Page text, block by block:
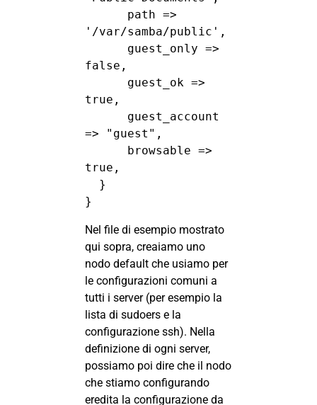
'/var/samba/public',
false,
true,
=> "guest",
true,
}
Nel file di esempio mostrato
qui sopra, creaiamo uno
nodo default che usiamo per
le configurazioni comuni a
tutti i server (per esempio la
lista di sudoers e la
configurazione ssh). Nella
definizione di ogni server,
possiamo poi dire che il nodo
che stiamo configurando
eredita la configurazione da